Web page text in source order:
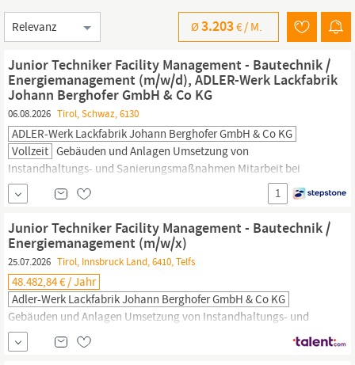
Sortierung
Ø3.203€ / M.
Junior Techniker Facility Management - Bautechnik /
Energiemanagement (m/w/d), ADLER-Werk Lackfabrik
Johann Berghofer GmbH & Co KG
06.08.2026 Tirol, Schwaz, 6130
ADLER-Werk Lackfabrik Johann Berghofer GmbH & Co KG
Vollzeit Gebäuden und Anlagen Umsetzung von
Instandhaltungs- und Sanierungsmaßnahmen Mitarbeit bei
Planung, Steuerung und Umsetzung von
Infrastrukturprojekten an den Standorten der ADLER Gruppe
und Monitoring von Energieeffizienzmaßnahmen gemäß ISO
50001 Standard
1
Junior Techniker Facility Management - Bautechnik /
Energiemanagement (m/w/x)
25.07.2026 Tirol, Innsbruck Land, 6410, Telfs
48.482,84 € / Jahr
Adler-Werk Lackfabrik Johann Berghofer GmbH & Co KG
Gebäuden und Anlagen Umsetzung von Instandhaltungs- und
Sanierungsmaßnahmen Mitarbeit bei Planung, Steuerung und
Umsetzung vonBau